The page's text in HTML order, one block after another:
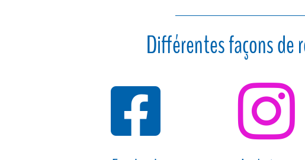
Différentes façons de
 